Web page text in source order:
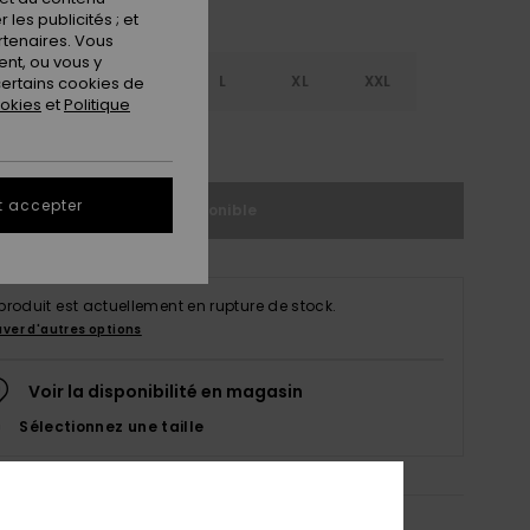
S M L XL XXL
est actuellement en rupture de stock.
d'autres options
Voir la disponibilité en magasin
Sélectionnez une taille
les publicités ; et
Vous
ou vous y
cookies de
etPolitique
accepter